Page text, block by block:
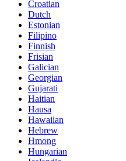
Croatian
Dutch
Estonian
Filipino
Finnish
Frisian
Galician
Georgian
Gujarati
Haitian
Hausa
Hawaiian
Hebrew
Hmong
Hungarian